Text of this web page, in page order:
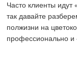
Часто клиенты
так давайте
полжизни на
профессионально и